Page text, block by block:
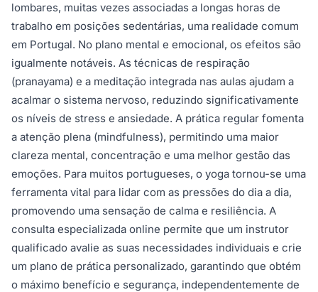
lombares, muitas vezes associadas a longas horas de
trabalho em posições sedentárias, uma realidade comum
em Portugal. No plano mental e emocional, os efeitos são
igualmente notáveis. As técnicas de respiração
(pranayama) e a meditação integrada nas aulas ajudam a
acalmar o sistema nervoso, reduzindo significativamente
os níveis de stress e ansiedade. A prática regular fomenta
a atenção plena (mindfulness), permitindo uma maior
clareza mental, concentração e uma melhor gestão das
emoções. Para muitos portugueses, o yoga tornou-se uma
ferramenta vital para lidar com as pressões do dia a dia,
promovendo uma sensação de calma e resiliência. A
consulta especializada online permite que um instrutor
qualificado avalie as suas necessidades individuais e crie
um plano de prática personalizado, garantindo que obtém
o máximo benefício e segurança, independentemente de